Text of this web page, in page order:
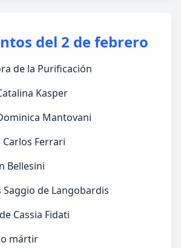
del 2 de febrero
de la Purificación
Kasper
Mantovani
Ferrari
Bellesini
Saggio de Langobardis
Cassia Fidati
mártir